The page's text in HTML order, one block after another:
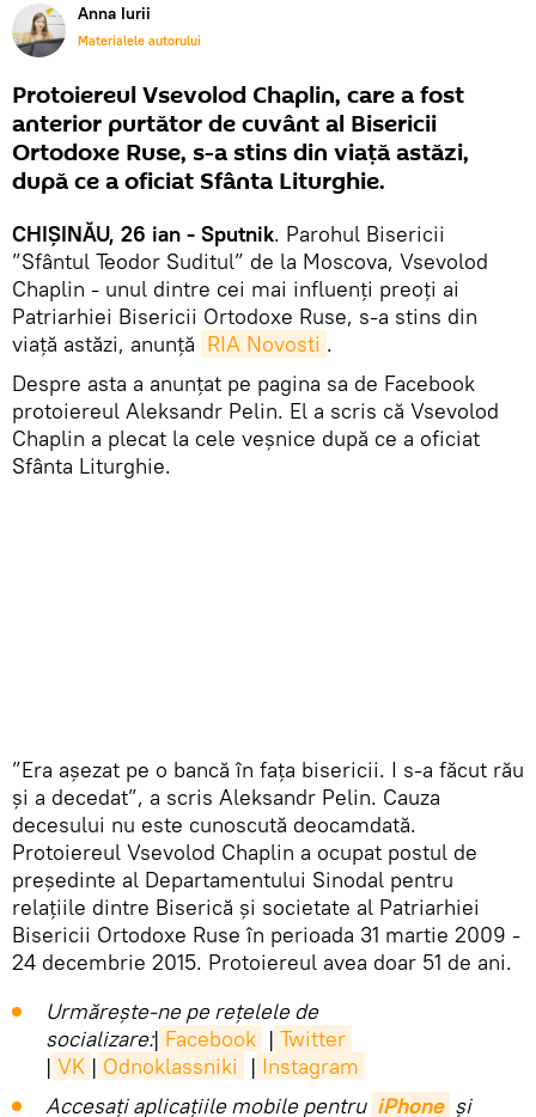
Anna Iurii
Materialele autorului
Protoiereul Vsevolod Chaplin, care a fost
anterior purtător de cuvânt al Bisericii
Ortodoxe Ruse, s-a stins din viață astăzi,
după ce a oficiat Sfânta Liturghie.
CHIȘINĂU, 26 ian - Sputnik. Parohul Bisericii
”Sfântul Teodor Suditul” de la Moscova, Vsevolod
Chaplin - unul dintre cei mai influenți preoți ai
Patriarhiei Bisericii Ortodoxe Ruse, s-a stins din
viață astăzi, anunță RIA Novosti .
Despre asta a anunțat pe pagina sa de Facebook
protoiereul Aleksandr Pelin. El a scris că Vsevolod
Chaplin a plecat la cele veșnice după ce a oficiat
Sfânta Liturghie.
”Era așezat pe o bancă în fața bisericii. I s-a făcut rău
și a decedat”, a scris Aleksandr Pelin. Cauza
decesului nu este cunoscută deocamdată.
Protoiereul Vsevolod Chaplin a ocupat postul de
președinte al Departamentului Sinodal pentru
relațiile dintre Biserică și societate al Patriarhiei
Bisericii Ortodoxe Ruse în perioada 31 martie 2009 -
24 decembrie 2015. Protoiereul avea doar 51 de ani.
Urmărește-ne pe rețelele de
socializare:| Facebook | Twitter
| VK | Odnoklassniki | Instagram
Accesaţi aplicaţiile mobile pentru iPhone și